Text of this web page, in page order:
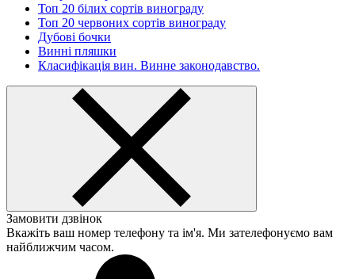
Топ 20 білих сортів винограду
Топ 20 червоних сортів винограду
Дубові бочки
Винні пляшки
Класифікація вин. Винне законодавство.
Замовити дзвінок
Вкажіть ваш номер телефону та ім'я. Ми зателефонуємо вам
найближчим часом.